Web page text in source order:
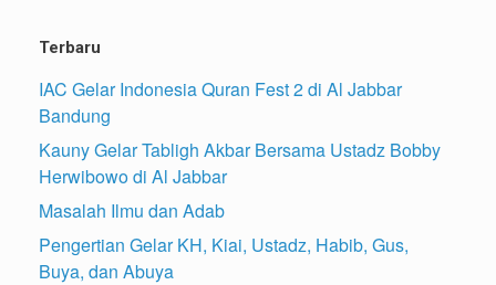
Terbaru
IAC Gelar Indonesia Quran Fest 2 di Al Jabbar
Bandung
Kauny Gelar Tabligh Akbar Bersama Ustadz Bobby
Herwibowo di Al Jabbar
Masalah Ilmu dan Adab
Pengertian Gelar KH, Kiai, Ustadz, Habib, Gus,
Buya, dan Abuya